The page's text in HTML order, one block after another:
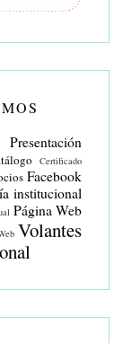
Certificado
Facebook
institucional
Página Web
Volantes